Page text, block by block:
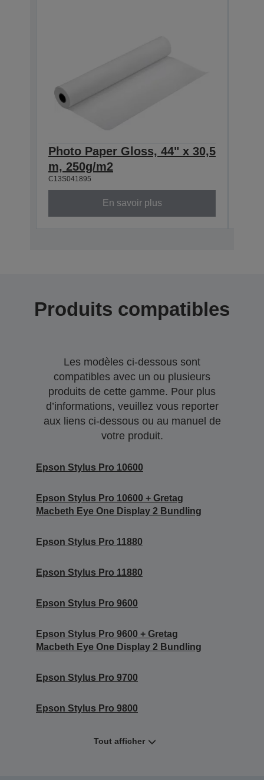
Photo Paper Gloss, 44" x 30,5
m, 250g/m2
C13S041895
En savoir plus
Produits compatibles
Les modèles ci-dessous sont
compatibles avec un ou plusieurs
produits de cette gamme. Pour plus
d’informations, veuillez vous reporter
aux liens ci-dessous ou au manuel de
votre produit.
Epson Stylus Pro 10600
Epson Stylus Pro 10600 + Gretag
Macbeth Eye One Display 2 Bundling
Epson Stylus Pro 11880
Epson Stylus Pro 11880
Epson Stylus Pro 9600
Epson Stylus Pro 9600 + Gretag
Macbeth Eye One Display 2 Bundling
Epson Stylus Pro 9700
Epson Stylus Pro 9800
Tout afficher